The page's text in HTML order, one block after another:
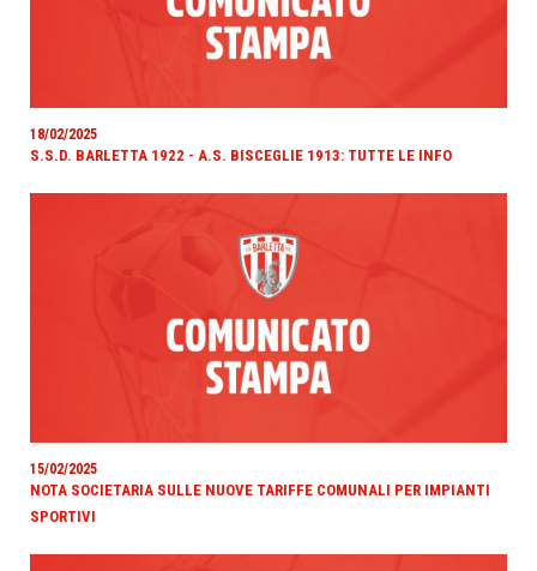
18/02/2025
S.S.D. BARLETTA 1922 - A.S. BISCEGLIE 1913: TUTTE LE INFO
15/02/2025
NOTA SOCIETARIA SULLE NUOVE TARIFFE COMUNALI PER IMPIANTI
SPORTIVI